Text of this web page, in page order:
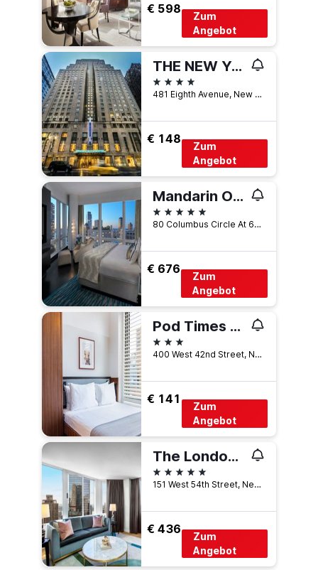
€ 598
Zum
Angebot
THE NEW YORKER HOTEL BY LOTTE HOTELS
4 Sterne
481 Eighth Avenue, New York, NY, USA
€ 148
Zum
Angebot
Mandarin Oriental, New York
5 Sterne
80 Columbus Circle At 60th Street, New York, NY, USA
€ 676
Zum
Angebot
Pod Times Square
3 Sterne
400 West 42nd Street, New York, NY, USA
€ 141
Zum
Angebot
The London, a Luxury Collection Hotel, New York City
5 Sterne
151 West 54th Street, New York, NY, USA
€ 436
Zum
Angebot